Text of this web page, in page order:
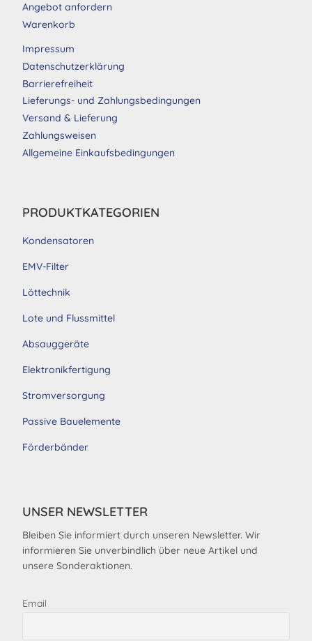
Angebot anfordern
Warenkorb
Impressum
Datenschutzerklärung
Barrierefreiheit
Lieferungs- und Zahlungsbedingungen
Versand & Lieferung
Zahlungsweisen
Allgemeine Einkaufsbedingungen
PRODUKTKATEGORIEN
Kondensatoren
EMV-Filter
Löttechnik
Lote und Flussmittel
Absauggeräte
Elektronikfertigung
Stromversorgung
Passive Bauelemente
Förderbänder
UNSER NEWSLETTER
Bleiben Sie informiert durch unseren Newsletter. Wir
informieren Sie unverbindlich über neue Artikel und
unsere Sonderaktionen.
Email